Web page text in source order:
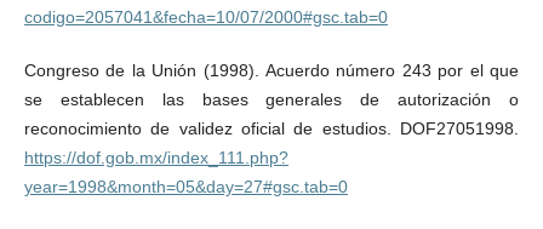
codigo=2057041&fecha=10/07/2000#gsc.tab=0
Congreso de la Unión (1998). Acuerdo número 243 por el que
se establecen las bases generales de autorización o
reconocimiento de validez oficial de estudios. DOF27051998.
https://dof.gob.mx/index_111.php?
year=1998&month=05&day=27#gsc.tab=0